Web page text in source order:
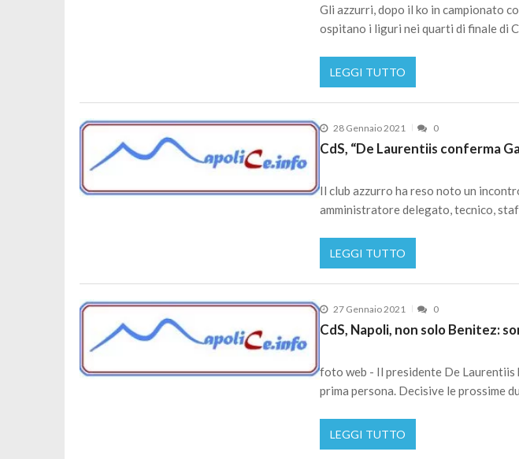
Gli azzurri, dopo il ko in campionato
ospitano i liguri nei quarti di finale di
LEGGI TUTTO
28 Gennaio 2021 0
CdS, “De Laurentiis conferma
Il club azzurro ha reso noto un
amministratore delegato, tecnico,
LEGGI TUTTO
27 Gennaio 2021 0
CdS, Napoli, non solo Benitez:
foto web - Il presidente De
prima persona. Decisive le prossime
LEGGI TUTTO